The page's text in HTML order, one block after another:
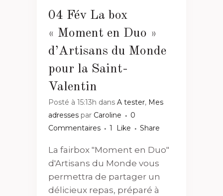
04 Fév La box
« Moment en Duo »
d’Artisans du Monde
pour la Saint-
Valentin
Posté à 15:13h dans A tester, Mes
adresses par Caroline
0
Commentaires
1 Like Share
La fairbox "Moment en Duo"
d'Artisans du Monde vous
permettra de partager un
délicieux repas, préparé à